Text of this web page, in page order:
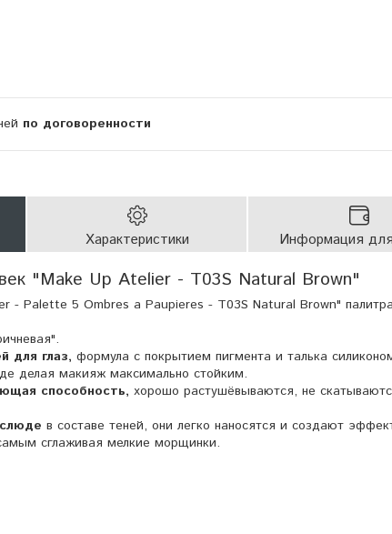
по договоренности
Характеристики Информация для
"Make Up Atelier - T03S Natural Brown"
- Palette 5 Ombres a Paupieres - T03S Natural Brown"
для глаз, формула с покрытием пигмента и талька
делая макияж максимально стойким.
способность, хорошо растушёвываются, не
в составе теней, они легко наносятся и создают
сглаживая мелкие морщинки.